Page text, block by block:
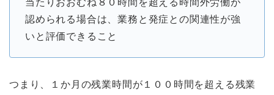
認められる場合は、業務と発症との関連性が強
いと評価できること
つまり、１か月の残業時間が１００時間を超える残業